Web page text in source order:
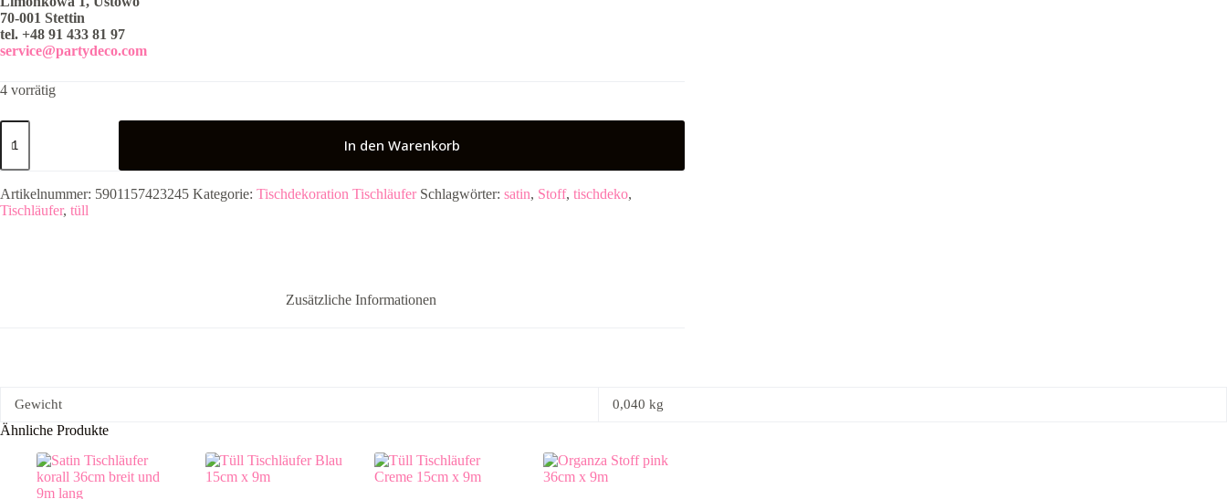
70-001 Stettin
tel. +48 91 433 81 97
service@partydeco.com
4 vorrätig
Tüll
Tischläufer
16cm
x
9m
Menge
In den Warenkorb
Artikelnummer: 5901157423245 Kategorie: Tischdekoration Tischläufer Schlagwörter: satin, Stoff, tischdeko,
Tischläufer, tüll
Zusätzliche Informationen
Gewicht 0,040 kg
Ähnliche Produkte